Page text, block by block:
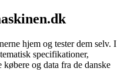
hjem og tester dem selv. I
specifikationer,
og data fra de danske